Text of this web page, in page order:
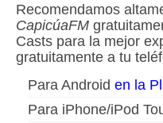
Recomendamos
CapicúaFM
Casts para la mejor
gratuitamente a tu
Para Android en la
Para iPhone/iPod